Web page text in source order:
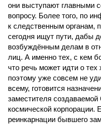
они выступают главными
вопросу. Более того, по
к следственным органам,
сегодня ищут пути, дабы
возбуждённым делам в
лиц. А именно тех, с кем
что речь может идти о
поэтому уже совсем не
всему, готовится
заместителя
космической корпорации.
реинкарнации бывшего